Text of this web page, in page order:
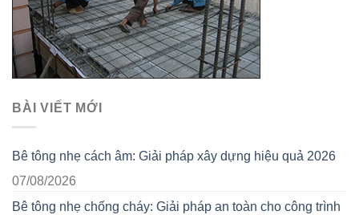
BÀI VIẾT MỚI
Bê tông nhẹ cách âm: Giải pháp xây dựng hiệu quả 2026
07/08/2026
Bê tông nhẹ chống cháy: Giải pháp an toàn cho công trình